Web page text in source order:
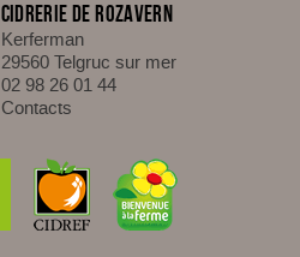
CIDRERIE DE ROZAVERN
Kerferman
29560 Telgruc sur mer
02 98 26 01 44
Contacts